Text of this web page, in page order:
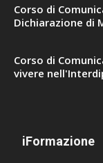
Corso di
Dichiarazione di
Corso di
vivere
iFormazione